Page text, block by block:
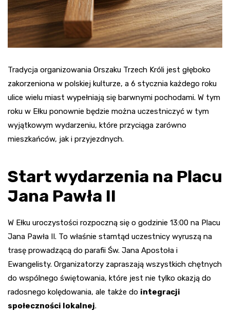
Tradycja organizowania Orszaku Trzech Króli jest głęboko
zakorzeniona w polskiej kulturze, a 6 stycznia każdego roku
ulice wielu miast wypełniają się barwnymi pochodami. W tym
roku w Ełku ponownie będzie można uczestniczyć w tym
wyjątkowym wydarzeniu, które przyciąga zarówno
mieszkańców, jak i przyjezdnych.
Start wydarzenia na Placu
Jana Pawła II
W Ełku uroczystości rozpoczną się o godzinie 13:00 na Placu
Jana Pawła II. To właśnie stamtąd uczestnicy wyruszą na
trasę prowadzącą do parafii Św. Jana Apostoła i
Ewangelisty. Organizatorzy zapraszają wszystkich chętnych
do wspólnego świętowania, które jest nie tylko okazją do
radosnego kolędowania, ale także do integracji
społeczności lokalnej.